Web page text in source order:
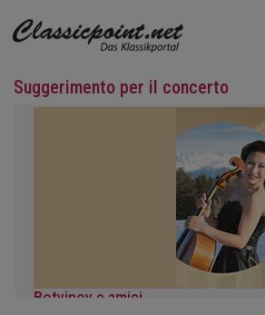
Suggerimento per il concerto
Botvinov e amici